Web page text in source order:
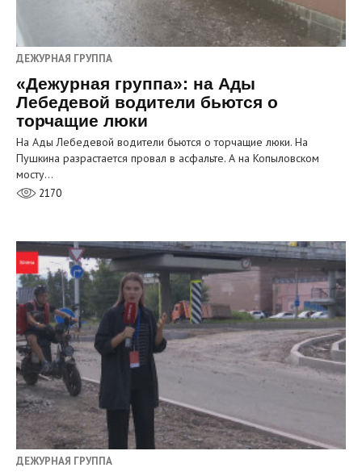
ДЕЖУРНАЯ ГРУППА
«Дежурная группа»: на Ады
Лебедевой водители бьются о
торчащие люки
На Ады Лебедевой водители бьются о торчащие люки. На
Пушкина разрастается провал в асфальте. А на Копыловском
мосту…
2170
ДЕЖУРНАЯ ГРУППА